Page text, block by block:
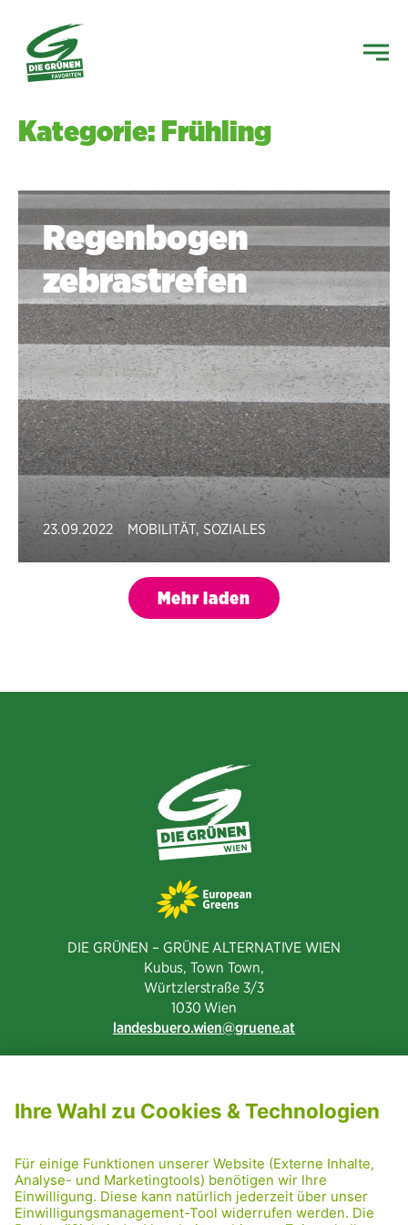
Kategorie: Frühling
Regenbogen
zebrastrefen
23.09.2022 MOBILITÄT, SOZIALES
Mehr laden
DIE GRÜNEN – GRÜNE ALTERNATIVE WIEN
Kubus, Town Town,
Würtzlerstraße 3/3​
1030 Wien
landesbuero.wien
gruene.at
PRESSE
GRÜNE RADRETTUNG
FRIDAY NIGHTSKATING